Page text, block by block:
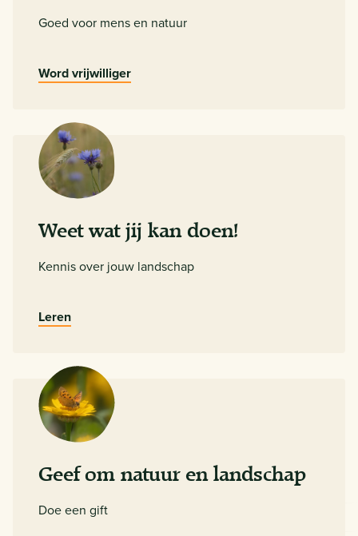
Goed voor mens en natuur
Word vrijwilliger
Weet wat jij kan doen!
Kennis over jouw landschap
Leren
Geef om natuur en landschap
Doe een gift